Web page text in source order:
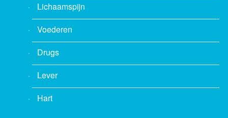
Lichaamspijn
Voederen
Drugs
Lever
Hart